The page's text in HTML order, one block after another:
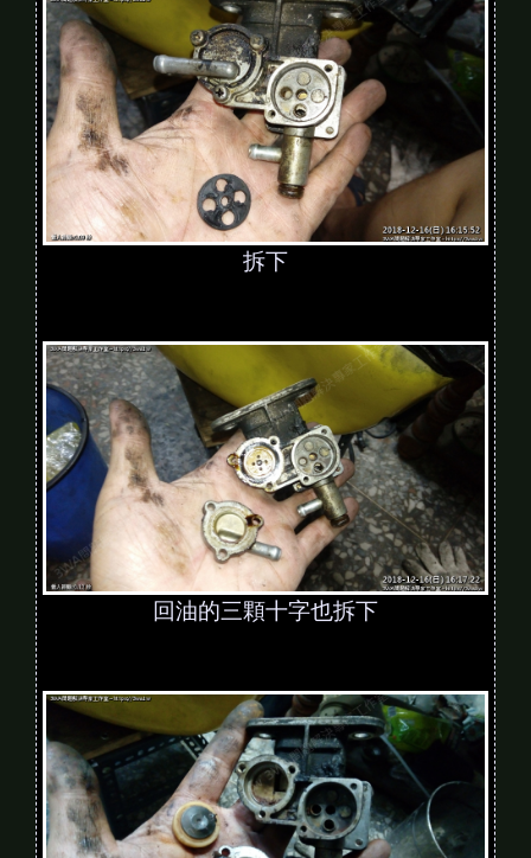
拆下
回油的三顆十字也拆下